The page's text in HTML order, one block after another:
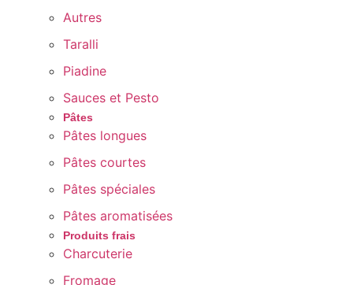
Autres
Taralli
Piadine
Sauces et Pesto
Pâtes
Pâtes longues
Pâtes courtes
Pâtes spéciales
Pâtes aromatisées
Produits frais
Charcuterie
Fromage